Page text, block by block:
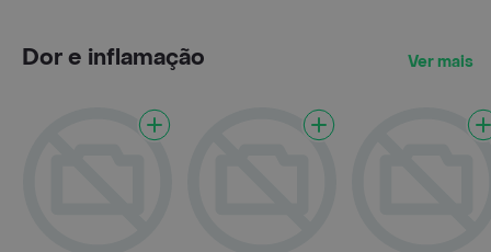
Dor e inflamação Ver mais